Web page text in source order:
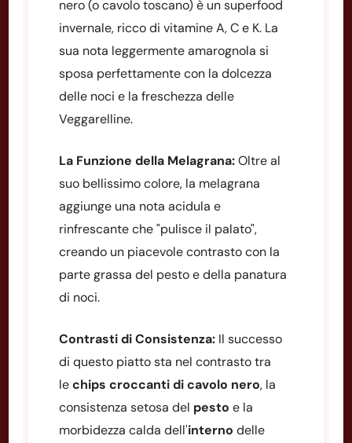
nero (o cavolo toscano) è un superfood
invernale, ricco di vitamine A, C e K. La
sua nota leggermente amarognola si
sposa perfettamente con la dolcezza
delle noci e la freschezza delle
Veggarelline.
La Funzione della Melagrana:Oltre al
suo bellissimo colore, la melagrana
aggiunge una nota acidula e
rinfrescante che "pulisce il palato",
creando un piacevole contrasto con la
parte grassa del pesto e della panatura
di noci.
Contrasti di Consistenza: Il successo
di questo piatto sta nel contrasto tra
lechips croccanti di cavolo nero, la
consistenza setosa del pesto e la
morbidezza calda dell'interno delle